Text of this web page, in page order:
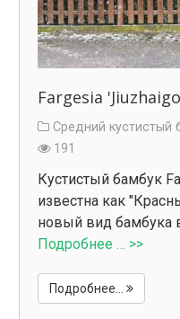
Fargesia
Средний кустистый
191
Кустистый бамбук
известна как
новый вид бамбука
Подробнее … >>
Подробнее...